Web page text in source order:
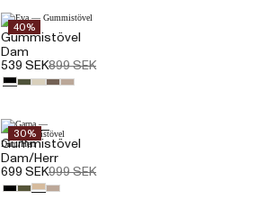
40%
Eva —
Gummistövel
Dam
539 SEK899 SEK
30%
Garpa —
Gummistövel
Dam/Herr
699 SEK999 SEK